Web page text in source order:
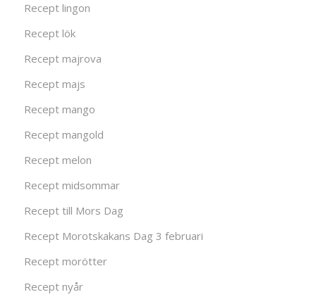
Recept lingon
Recept lök
Recept majrova
Recept majs
Recept mango
Recept mangold
Recept melon
Recept midsommar
Recept till Mors Dag
Recept Morotskakans Dag 3 februari
Recept morötter
Recept nyår